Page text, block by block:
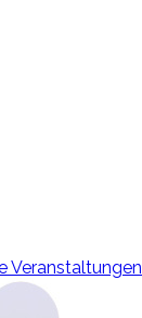
Veranstaltungen